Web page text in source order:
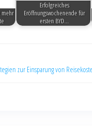
mehr
Erfolgreiches
Eröffnungswochenende für
ersten BYD…
zur Einsparung von